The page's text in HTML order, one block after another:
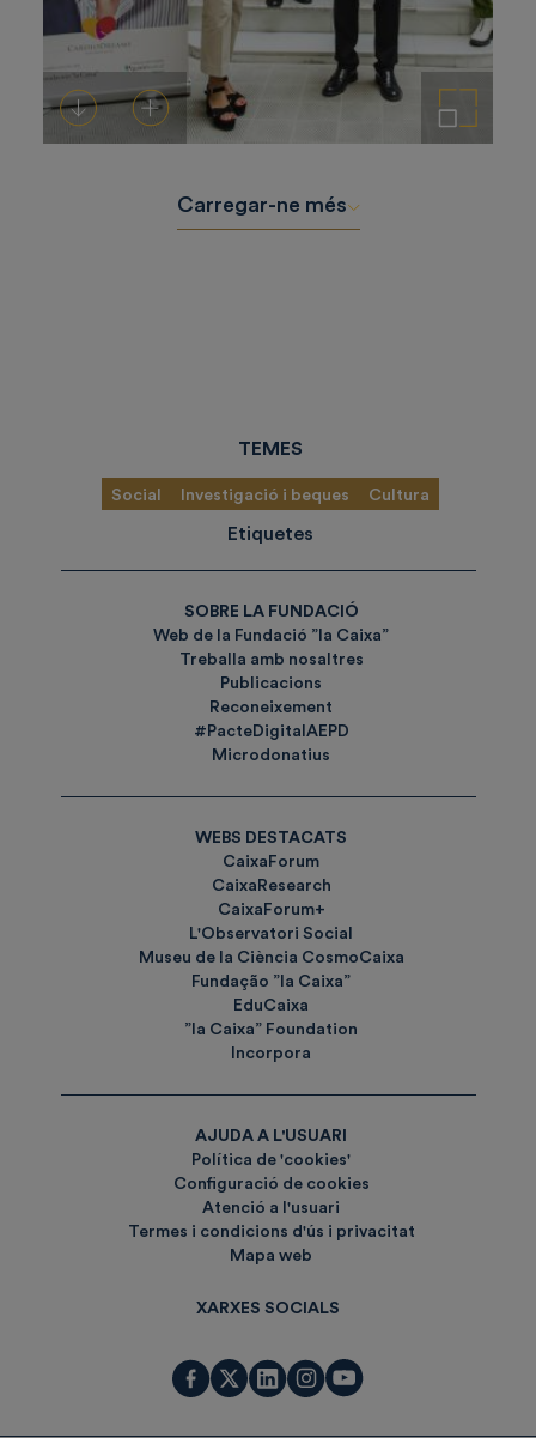
Descarregar-ho Afegeix a la cistella Amplia la imatge
Carregar-ne més
TEMES
Social Investigació i beques Cultura
Etiquetes
SOBRE LA FUNDACIÓ
Web de la Fundació ”la Caixa”
Treballa amb nosaltres
Publicacions
Reconeixement
#PacteDigitalAEPD
Microdonatius
WEBS DESTACATS
CaixaForum
CaixaResearch
CaixaForum+
L'Observatori Social
Museu de la Ciència CosmoCaixa
Fundação ”la Caixa”
EduCaixa
”la Caixa” Foundation
Incorpora
AJUDA A L'USUARI
Política de 'cookies'
Configuració de cookies
Atenció a l'usuari
Termes i condicions d'ús i privacitat
Mapa web
XARXES SOCIALS